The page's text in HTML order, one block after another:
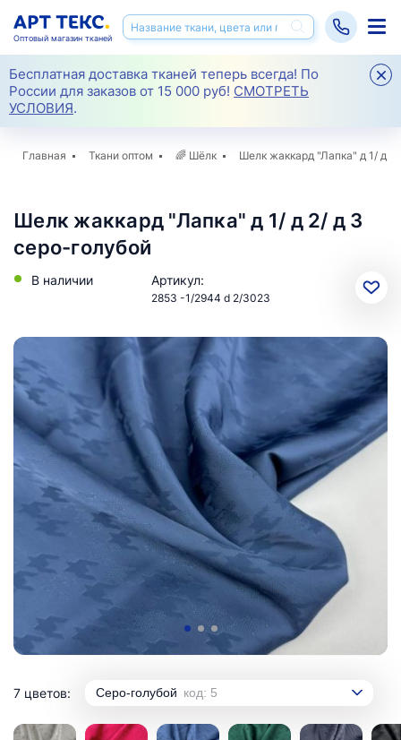
Бесплатная доставка тканей теперь всегда! По
России для заказов от 15 000 руб! СМОТРЕТЬ
УСЛОВИЯ.
Оптовый магазин тканей
Главная Ткани оптом 🌈 Шёлк Шелк жаккард "Лапка" д 1/ д
Шелк жаккард "Лапка" д 1/ д 2/ д 3
серо-голубой
В наличии Артикул:
2853 -1/2944 d 2/3023
7 цветов: Серо-голубой код: 5